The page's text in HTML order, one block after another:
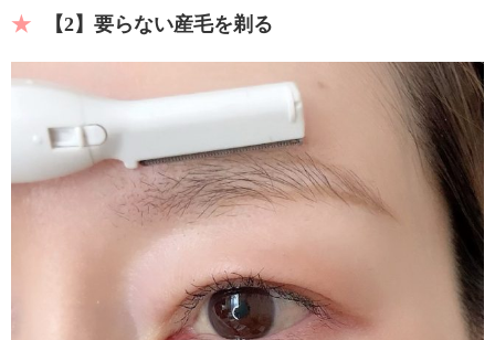
【2】要らない産毛を剃る